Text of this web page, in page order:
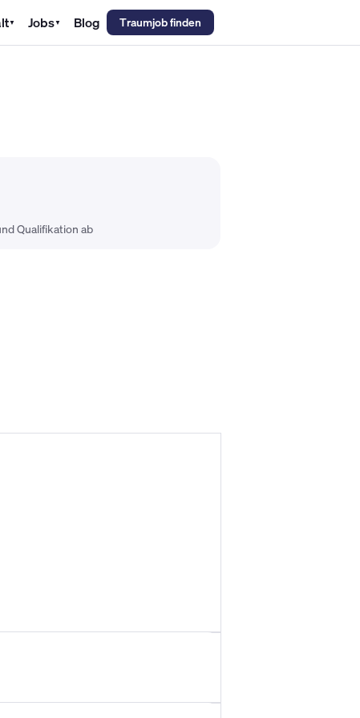
▼ Jobs▼ Blog Traumjob finden
Qualifikation ab